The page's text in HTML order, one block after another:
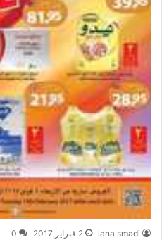
lana smadi 2 فبراير,2017 0